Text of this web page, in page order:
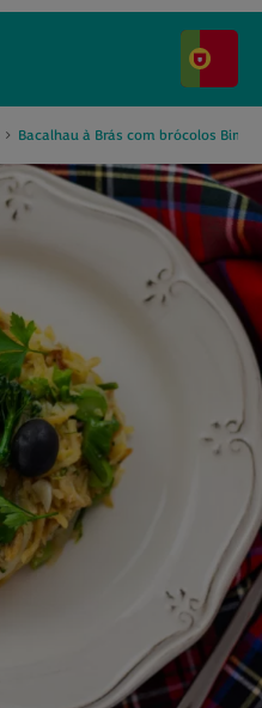
Bacalhau à Brás com brócolos Bimi